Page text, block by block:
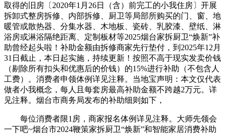
取得的旧房〔2020年1月26日（含）前完工的小我住房〕开展
拆卸式整房拆修、内部拆修、厨卫等局部所购买的门、窗、地
暖管或散热器、分集水器、木地板、瓷砖、乳胶漆、壁纸、淋
浴房或淋浴隔绝距离、定制板材等2025烟台家拆厨卫“焕新”补
助曾经起头啦！补助金额由拆修商家先行垫付，到2025年12月
31日截止，本日起实施，持续更新！按照不高于现实发卖价钱
（剔除所有扣头和优惠后的价钱）的15%进行补助（不包含人
工费）。消费者申领体例详见注释。当地宝声明：本文仅代表
做者小我概念，每人且每套房最高补助金额不跨越2万元。详
见注释。烟台市商务局发布的补助细则如下，
每位消费者限1房，商家报名体例详见注释。大师先领会
一下吧~烟台市2024鞭策家拆厨卫“焕新”和智能家居消费补助